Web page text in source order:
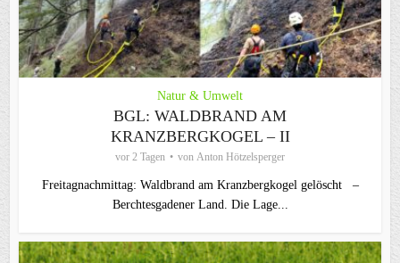
Natur & Umwelt
BGL: WALDBRAND AM
KRANZBERGKOGEL – II
vor 2 Tagen von Anton Hötzelsperger
Freitagnachmittag: Waldbrand am Kranzbergkogel gelöscht –
Berchtesgadener Land. Die Lage...